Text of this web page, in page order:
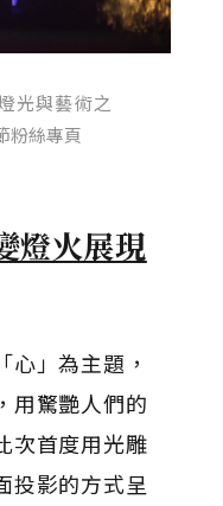
光與藝術之
粉絲專頁
燈火展現
心」為主題，
用驚艷人們的
次首度用光雕
投影的方式呈